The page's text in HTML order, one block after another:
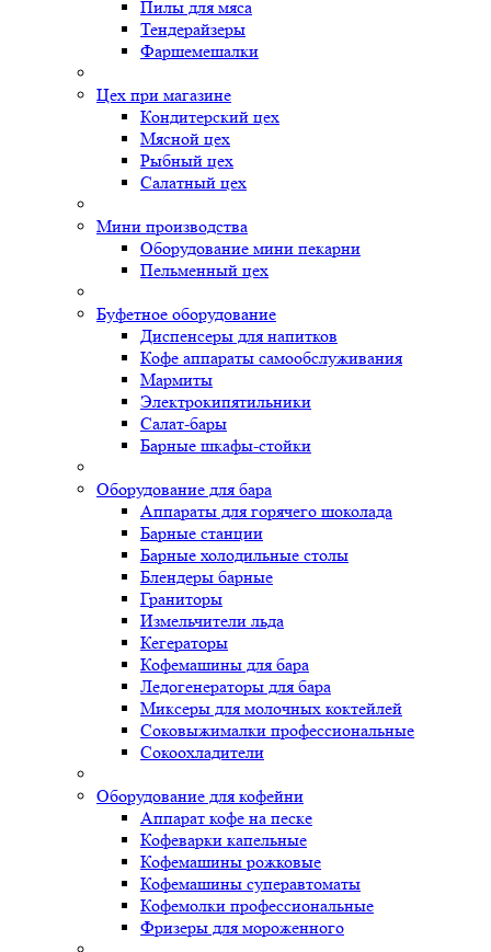
Пилы для мяса
Тендерайзеры
Фаршемешалки
Цех при магазине
Кондитерский цех
Мясной цех
Рыбный цех
Салатный цех
Мини производства
Оборудование мини пекарни
Пельменный цех
Буфетное оборудование
Диспенсеры для напитков
Кофе аппараты самообслуживания
Мармиты
Электрокипятильники
Cалат-бары
Барные шкафы-стойки
Оборудование для бара
Аппараты для горячего шоколада
Барные станции
Барные холодильные столы
Блендеры барные
Граниторы
Измельчители льда
Кегераторы
Кофемашины для бара
Ледогенераторы для бара
Миксеры для молочных коктейлей
Соковыжималки профессиональные
Сокоохладители
Оборудование для кофейни
Аппарат кофе на песке
Кофеварки капельные
Кофемашины рожковые
Кофемашины суперавтоматы
Кофемолки профессиональные
Фризеры для мороженного